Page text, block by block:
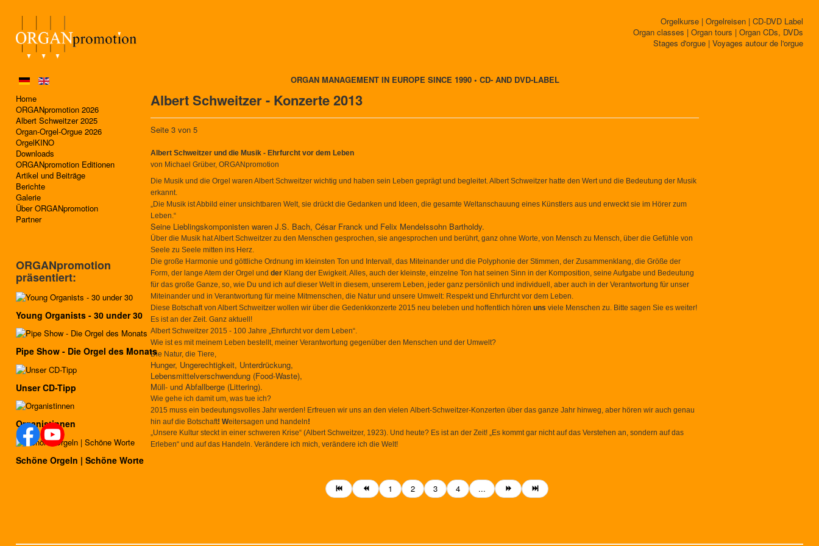
Orgelkurse | Orgelreisen | CD-DVD Label
Organ classes | Organ tours | Organ CDs, DVDs
Stages d'orgue | Voyages autour de l'orgue
Home
ORGANpromotion 2026
Albert Schweitzer 2025
Organ-Orgel-Orgue 2026
OrgelKINO
Downloads
ORGANpromotion Editionen
Artikel und Beiträge
Berichte
Galerie
Über ORGANpromotion
Partner
ORGAN MANAGEMENT IN EUROPE SINCE 1990 • CD- AND DVD-LABEL
Albert Schweitzer - Konzerte 2013
Seite 3 von 5
Albert Schweitzer und die Musik - Ehrfurcht vor dem Leben
von Michael Grüber, ORGANpromotion
Die Musik und die Orgel waren Albert Schweitzer wichtig und haben sein Leben geprägt und begleitet. Albert Schweitzer hatte den Wert und die Bedeutung der Musik
erkannt.
„Die Musik ist Abbild einer unsichtbaren Welt, sie drückt die Gedanken und Ideen, die gesamte Weltanschauung eines Künstlers aus und erweckt sie im Hörer zum
Leben.“
Seine Lieblingskomponisten waren J.S. Bach, César Franck und Felix Mendelssohn Bartholdy.
Über die Musik hat Albert Schweitzer zu den Menschen gesprochen, sie angesprochen und berührt, ganz ohne Worte, von Mensch zu Mensch, über die Gefühle von
Seele zu Seele mitten ins Herz.
Die große Harmonie und göttliche Ordnung im kleinsten Ton und Intervall, das Miteinander und die Polyphonie der Stimmen, der Zusammenklang, die Größe der
Form, der lange Atem der Orgel und der Klang der Ewigkeit. Alles, auch der kleinste, einzelne Ton hat seinen Sinn in der Komposition, seine Aufgabe und Bedeutung
für das große Ganze, so, wie Du und ich auf dieser Welt in diesem, unserem Leben, jeder ganz persönlich und individuell, aber auch in der Verantwortung für unser
Miteinander und in Verantwortung für meine Mitmenschen, die Natur und unsere Umwelt: Respekt und Ehrfurcht vor dem Leben.
Diese Botschaft von Albert Schweitzer wollen wir über die Gedenkkonzerte 2015 neu beleben und hoffentlich hören uns viele Menschen zu. Bitte sagen Sie es weiter!
Es ist an der Zeit. Ganz aktuell!
Albert Schweitzer 2015 - 100 Jahre „Ehrfurcht vor dem Leben“.
Wie ist es mit meinem Leben bestellt, meiner Verantwortung gegenüber den Menschen und der Umwelt?
Die Natur, die Tiere,
Hunger, Ungerechtigkeit, Unterdrückung,
Lebensmittelverschwendung (Food-Waste),
Müll- und Abfallberge (Littering).
Wie gehe ich damit um, was tue ich?
2015 muss ein bedeutungsvolles Jahr werden! Erfreuen wir uns an den vielen Albert-Schweitzer-Konzerten über das ganze Jahr hinweg, aber hören wir auch genau
hin auf die Botschaft! Weitersagen und handeln!
„Unsere Kultur steckt in einer schweren Krise“ (Albert Schweitzer, 1923). Und heute? Es ist an der Zeit! „Es kommt gar nicht auf das Verstehen an, sondern auf das
Erleben“ und auf das Handeln. Verändere ich mich, verändere ich die Welt!
1 2 3 4 ...
ORGANpromotion
präsentiert:
Young Organists - 30 under 30
Pipe Show - Die Orgel des Monats
Unser CD-Tipp
Organistinnen
Schöne Orgeln | Schöne Worte